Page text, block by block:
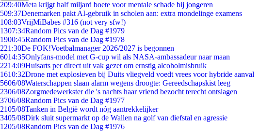
209:40Meta krijgt half miljard boete voor mentale schade bij jongeren
509:37Denemarken pakt AI-gebruik in scholen aan: extra mondelinge examens
108:03VrijMiBabes #316 (not very sfw!)
1307:34Random Pics van de Dag #1979
1900:45Random Pics van de Dag #1978
221:30De FOK!Voetbalmanager 2026/2027 is begonnen
6014:35Onlyfans-model met G-cup wil als NASA-ambassadeur naar maan
2214:09Huisarts per direct uit vak gezet om ernstig alcoholmisbruik
1610:32Drone met explosieven bij Duits vliegveld voedt vrees voor hybride aanval
5606/08Waterschappen slaan alarm wegens droogte: Gereedschapskist leeg
2306/08Zorgmedewerkster die 's nachts haar vriend bezocht terecht ontslagen
3706/08Random Pics van de Dag #1977
2105/08Tanken in België wordt nóg aantrekkelijker
3405/08Dirk sluit supermarkt op de Wallen na golf van diefstal en agressie
1205/08Random Pics van de Dag #1976